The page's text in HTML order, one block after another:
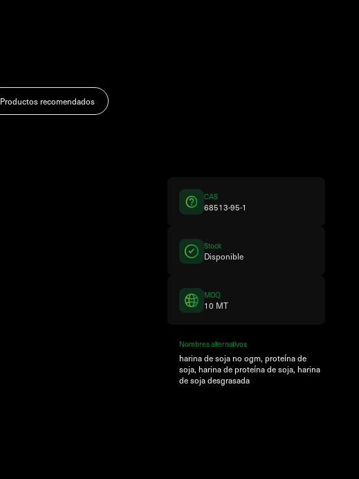
Productos recomendados
CAS
68513-95-1
Stock
Disponible
MOQ
10 MT
Nombres alternativos
harina de soja no ogm, proteína de
soja, harina de proteína de soja, harina
de soja desgrasada